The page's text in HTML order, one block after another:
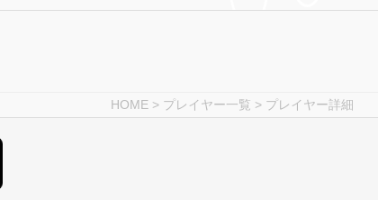
HOME > プレイヤー一覧 > プレイヤー詳細